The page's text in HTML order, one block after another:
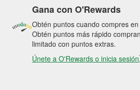
Gana con O'Rewards
Obtén puntos cuando compres
Obtén puntos más rápido
limitado con puntos extras.
Únete a O'Rewards o inicia sesión